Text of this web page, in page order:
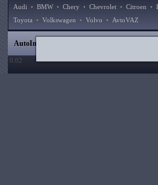
Audi • BMW • Chery • Chevrolet • Citroen •
Toyota • Volkswagen • Volvo • AvtoVAZ
AutoInstruction.ru
0.02